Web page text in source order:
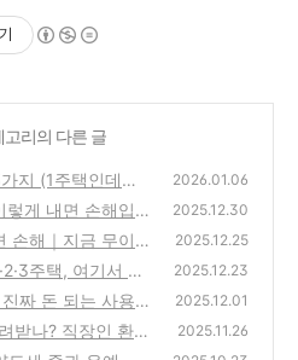
고리의 다른 글
지 (1주택인데도
2026.01.06
게 내면 손해입니
2025.12.30
손해｜지금 무이자
년)
(0)
2025.12.25
주택, 여기서 세
2025.12.23
짜 돈 되는 사용순
전정복)
(0)
2025.12.01
받나? 직장인 환급
2025.11.26